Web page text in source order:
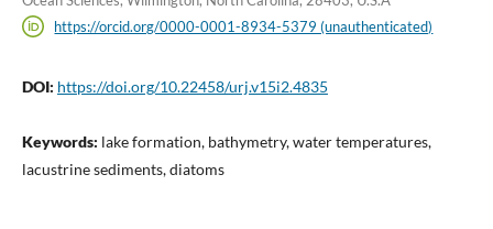
https://orcid.org/0000-0001-8934-5379 (unauthenticated)
DOI: https://doi.org/10.22458/urj.v15i2.4835
Keywords: lake formation, bathymetry, water temperatures,
lacustrine sediments, diatoms